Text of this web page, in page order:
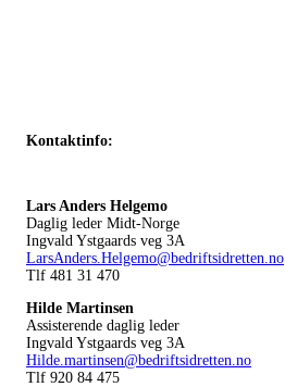
Kontaktinfo:
Lars Anders Helgemo
Daglig leder Midt-Norge
Ingvald Ystgaards veg 3A
LarsAnders.Helgemo@bedriftsidretten.no
Tlf 481 31 470
Hilde Martinsen
Assisterende daglig leder
Ingvald Ystgaards veg 3A
Hilde.martinsen@bedriftsidretten.no
Tlf 920 84 475